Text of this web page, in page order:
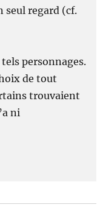
seul regard (cf.
personnages.
de tout
trouvaient
ni